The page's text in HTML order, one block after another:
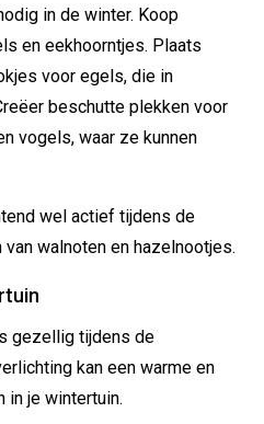
in de winter. Koop
en eekhoorntjes. Plaats
voor egels, die in
beschutte plekken voor
vogels, waar ze kunnen
wel actief tijdens de
walnoten en hazelnootjes.
gezellig tijdens de
kan een warme en
in je wintertuin.